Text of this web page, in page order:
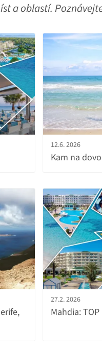
a oblastí.
12.6. 2026
Kam na
27.2. 2026
Mahdia: